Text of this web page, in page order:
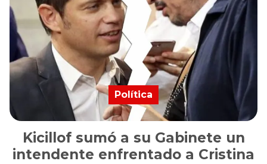
Kicillof sumó a su Gabinete un
intendente enfrentado a Cristina
Política